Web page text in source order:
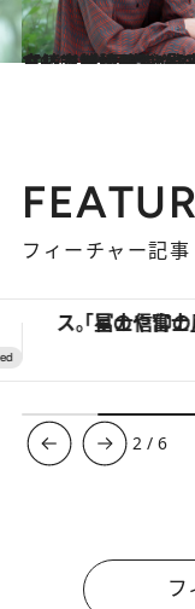
2024.10.12
【続きを読む】「いつかババアばっか集めて、独立した村作ってやるから」光浦靖子が“靖子チルドレン”と目
カルチャー
フィーチャー記事
3 /6
フ